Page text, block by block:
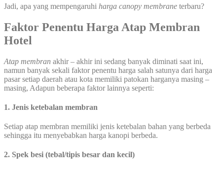
Jadi, apa yang mempengaruhi harga canopy membrane terbaru?
Faktor Penentu Harga Atap Membran
Hotel
Atap membran akhir – akhir ini sedang banyak diminati saat ini,
namun banyak sekali faktor penentu harga salah satunya dari harga
pasar setiap daerah atau kota memiliki patokan harganya masing –
masing, Adapun beberapa faktor lainnya seperti:
1. Jenis ketebalan membran
Setiap atap membran memiliki jenis ketebalan bahan yang berbeda
sehingga itu menyebabkan harga kanopi berbeda.
2. Spek besi (tebal/tipis besar dan kecil)